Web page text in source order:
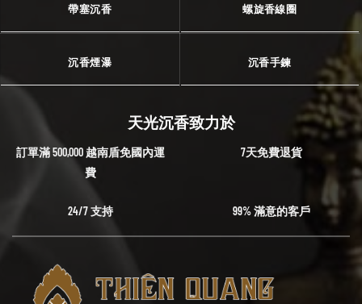
帶塞沉香 螺旋香線圈
沉香煙瀑 沉香手鍊
天光沉香致力於
訂單滿 500,000 越南盾免國內運
費
7天免費退貨
24/7 支持 99% 滿意的客戶